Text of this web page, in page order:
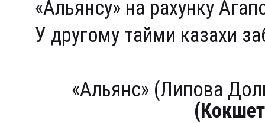
«Альянсу» на рахунку
У другому тайми казахи
«Альянс» (Липова